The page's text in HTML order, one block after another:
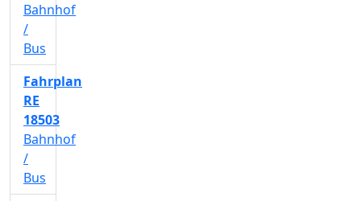
Bahnhof
/
Bus
Fahrplan
RE
18503
Bahnhof
/
Bus